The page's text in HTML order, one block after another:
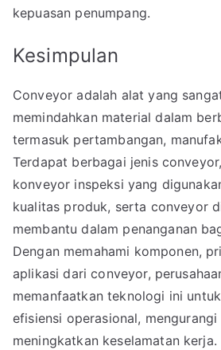
kepuasan penumpang.
Kesimpulan
Conveyor adalah alat yang
memindahkan material dalam
termasuk pertambangan,
Terdapat berbagai jenis
konveyor inspeksi yang
kualitas produk, serta conveyor
membantu dalam penanganan
Dengan memahami komponen,
aplikasi dari conveyor,
memanfaatkan teknologi ini
efisiensi operasional,
meningkatkan keselamatan kerja.